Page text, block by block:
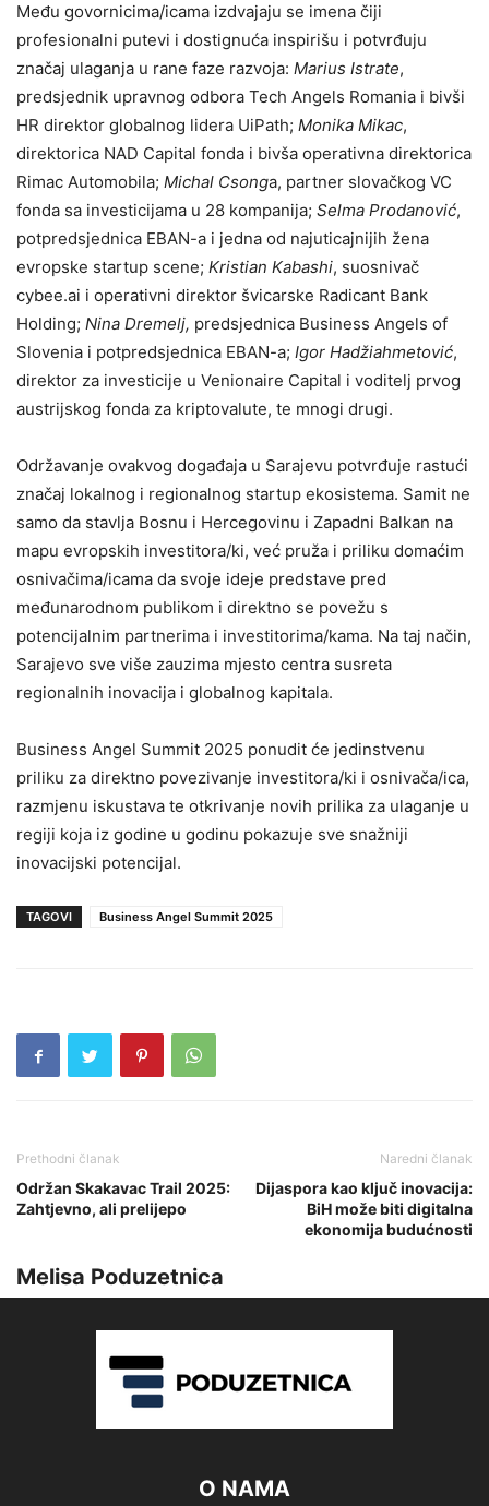
Među govornicima/icama izdvajaju se imena čiji
profesionalni putevi i dostignuća inspirišu i potvrđuju
značaj ulaganja u rane faze razvoja: Marius Istrate,
predsjednik upravnog odbora Tech Angels Romania i bivši
HR direktor globalnog lidera UiPath; Monika Mikac,
direktorica NAD Capital fonda i bivša operativna direktorica
Rimac Automobila; Michal Csonga, partner slovačkog VC
fonda sa investicijama u 28 kompanija; Selma Prodanović,
potpredsjednica EBAN-a i jedna od najuticajnijih žena
evropske startup scene; Kristian Kabashi, suosnivač
cybee.ai i operativni direktor švicarske Radicant Bank
Holding; Nina Dremelj, predsjednica Business Angels of
Slovenia i potpredsjednica EBAN-a; Igor Hadžiahmetović,
direktor za investicije u Venionaire Capital i voditelj prvog
austrijskog fonda za kriptovalute, te mnogi drugi.
Održavanje ovakvog događaja u Sarajevu potvrđuje rastući
značaj lokalnog i regionalnog startup ekosistema. Samit ne
samo da stavlja Bosnu i Hercegovinu i Zapadni Balkan na
mapu evropskih investitora/ki, već pruža i priliku domaćim
osnivačima/icama da svoje ideje predstave pred
međunarodnom publikom i direktno se povežu s
potencijalnim partnerima i investitorima/kama. Na taj način,
Sarajevo sve više zauzima mjesto centra susreta
regionalnih inovacija i globalnog kapitala.
Business Angel Summit 2025 ponudit će jedinstvenu
priliku za direktno povezivanje investitora/ki i osnivača/ica,
razmjenu iskustava te otkrivanje novih prilika za ulaganje u
regiji koja iz godine u godinu pokazuje sve snažniji
inovacijski potencijal.
TAGOVI Business Angel Summit 2025
Prethodni članak
Održan Skakavac Trail 2025:
Zahtjevno, ali prelijepo
Naredni članak
Dijaspora kao ključ inovacija:
BiH može biti digitalna
ekonomija budućnosti
Melisa Poduzetnica
O NAMA